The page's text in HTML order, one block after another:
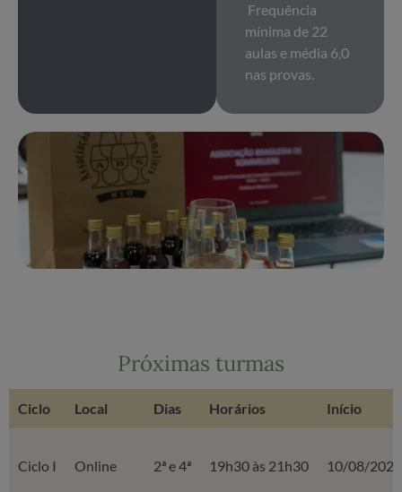
Frequência
mínima de 22
aulas e média 6,0
nas provas.
Próximas turmas
Ciclo Local Dias Horários Início
Ciclo I Online 2ª e 4ª 19h30 às 21h30 10/08/2026